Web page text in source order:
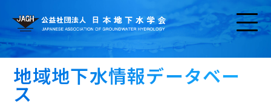
地域地下水情報データベー
ス